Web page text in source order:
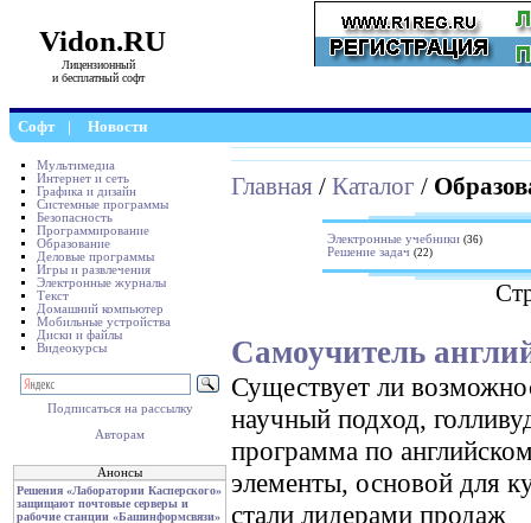
Vidon.RU
Лицензионный
и бесплатный софт
Софт | Новости
Мультимедиа
Интернет и сеть
Графика и дизайн
Системные программы
Безопасность
Программирование
Образование
Деловые программы
Игры и развлечения
Электронные журналы
Текст
Домашний компьютер
Мобильные устройства
Диски и файлы
Видеокурсы
Подписаться на рассылку
Авторам
Анонсы
Решения «Лаборатории Касперского»
защищают почтовые серверы и
рабочие станции «Башинформсвязи»
Главная / Каталог /
Электронные учебники (36)
Решение задач (22)
Самоучитель
Существует ли
научный подход,
программа по
элементы, основой для
стали лидерами продаж